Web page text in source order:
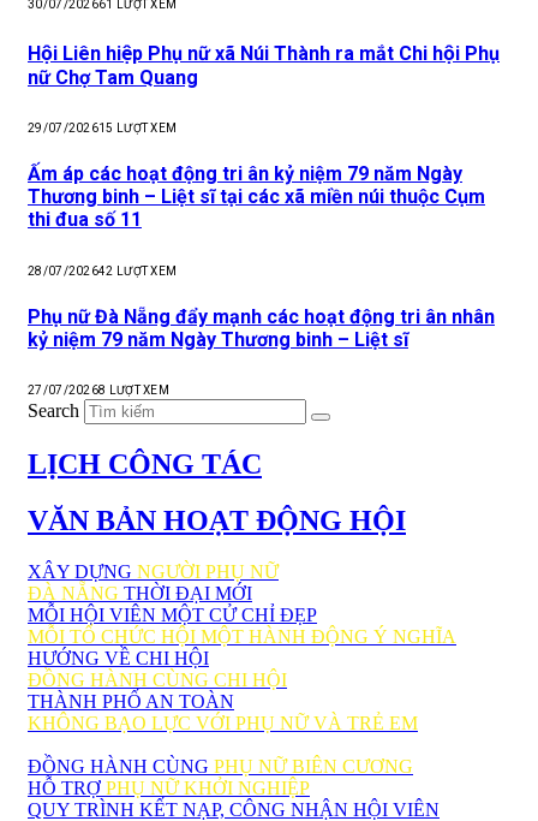
30/07/202661 LƯỢT XEM
Hội Liên hiệp Phụ nữ xã Núi Thành ra mắt Chi hội Phụ
nữ Chợ Tam Quang
29/07/202615 LƯỢT XEM
Ấm áp các hoạt động tri ân kỷ niệm 79 năm Ngày
Thương binh – Liệt sĩ tại các xã miền núi thuộc Cụm
thi đua số 11
28/07/202642 LƯỢT XEM
Phụ nữ Đà Nẵng đẩy mạnh các hoạt động tri ân nhân
kỷ niệm 79 năm Ngày Thương binh – Liệt sĩ
27/07/20268 LƯỢT XEM
Search
LỊCH CÔNG TÁC
VĂN BẢN HOẠT ĐỘNG HỘI
XÂY DỰNG NGƯỜI PHỤ NỮ
ĐÀ NẴNG THỜI ĐẠI MỚI
MỖI HỘI VIÊN MỘT CỬ CHỈ ĐẸP
MỖI TỔ CHỨC HỘI MỘT HÀNH ĐỘNG Ý NGHĨA
HƯỚNG VỀ CHI HỘI
ĐỒNG HÀNH CÙNG CHI HỘI
THÀNH PHỐ AN TOÀN
KHÔNG BẠO LỰC VỚI PHỤ NỮ VÀ TRẺ EM
ĐỒNG HÀNH CÙNG PHỤ NỮ BIÊN CƯƠNG
HỖ TRỢ PHỤ NỮ KHỞI NGHIỆP
QUY TRÌNH KẾT NẠP, CÔNG NHẬN HỘI VIÊN